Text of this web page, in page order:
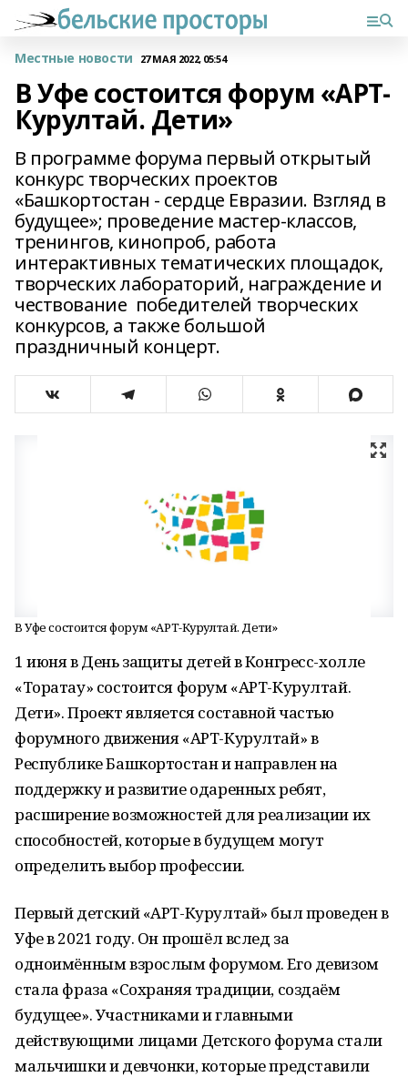
Местные новости 27 МАЯ 2022, 05:54
В Уфе состоится форум «АРТ-
Курултай. Дети»
В программе форума первый открытый
конкурс творческих проектов
«Башкортостан - сердце Евразии. Взгляд в
будущее»; проведение мастер-классов,
тренингов, кинопроб, работа
интерактивных тематических площадок,
творческих лабораторий, награждение и
чествование победителей творческих
конкурсов, а также большой
праздничный концерт.
В Уфе состоится форум «АРТ-Курултай. Дети»
1 июня в День защиты детей в Конгресс-холле
«Торатау» состоится форум «АРТ-Курултай.
Дети». Проект является составной частью
форумного движения «АРТ-Курултай» в
Республике Башкортостан и направлен на
поддержку и развитие одаренных ребят,
расширение возможностей для реализации их
способностей, которые в будущем могут
определить выбор профессии.
Первый детский «АРТ-Курултай» был проведен в
Уфе в 2021 году. Он прошёл вслед за
одноимённым взрослым форумом. Его девизом
стала фраза «Сохраняя традиции, создаём
будущее». Участниками и главными
действующими лицами Детского форума стали
мальчишки и девчонки, которые представили